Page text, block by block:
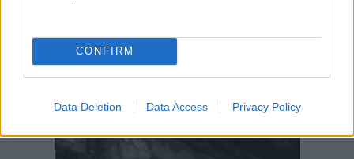
CONFIRM
Data Deletion Data Access Privacy Policy
Aktuális kiállításaink